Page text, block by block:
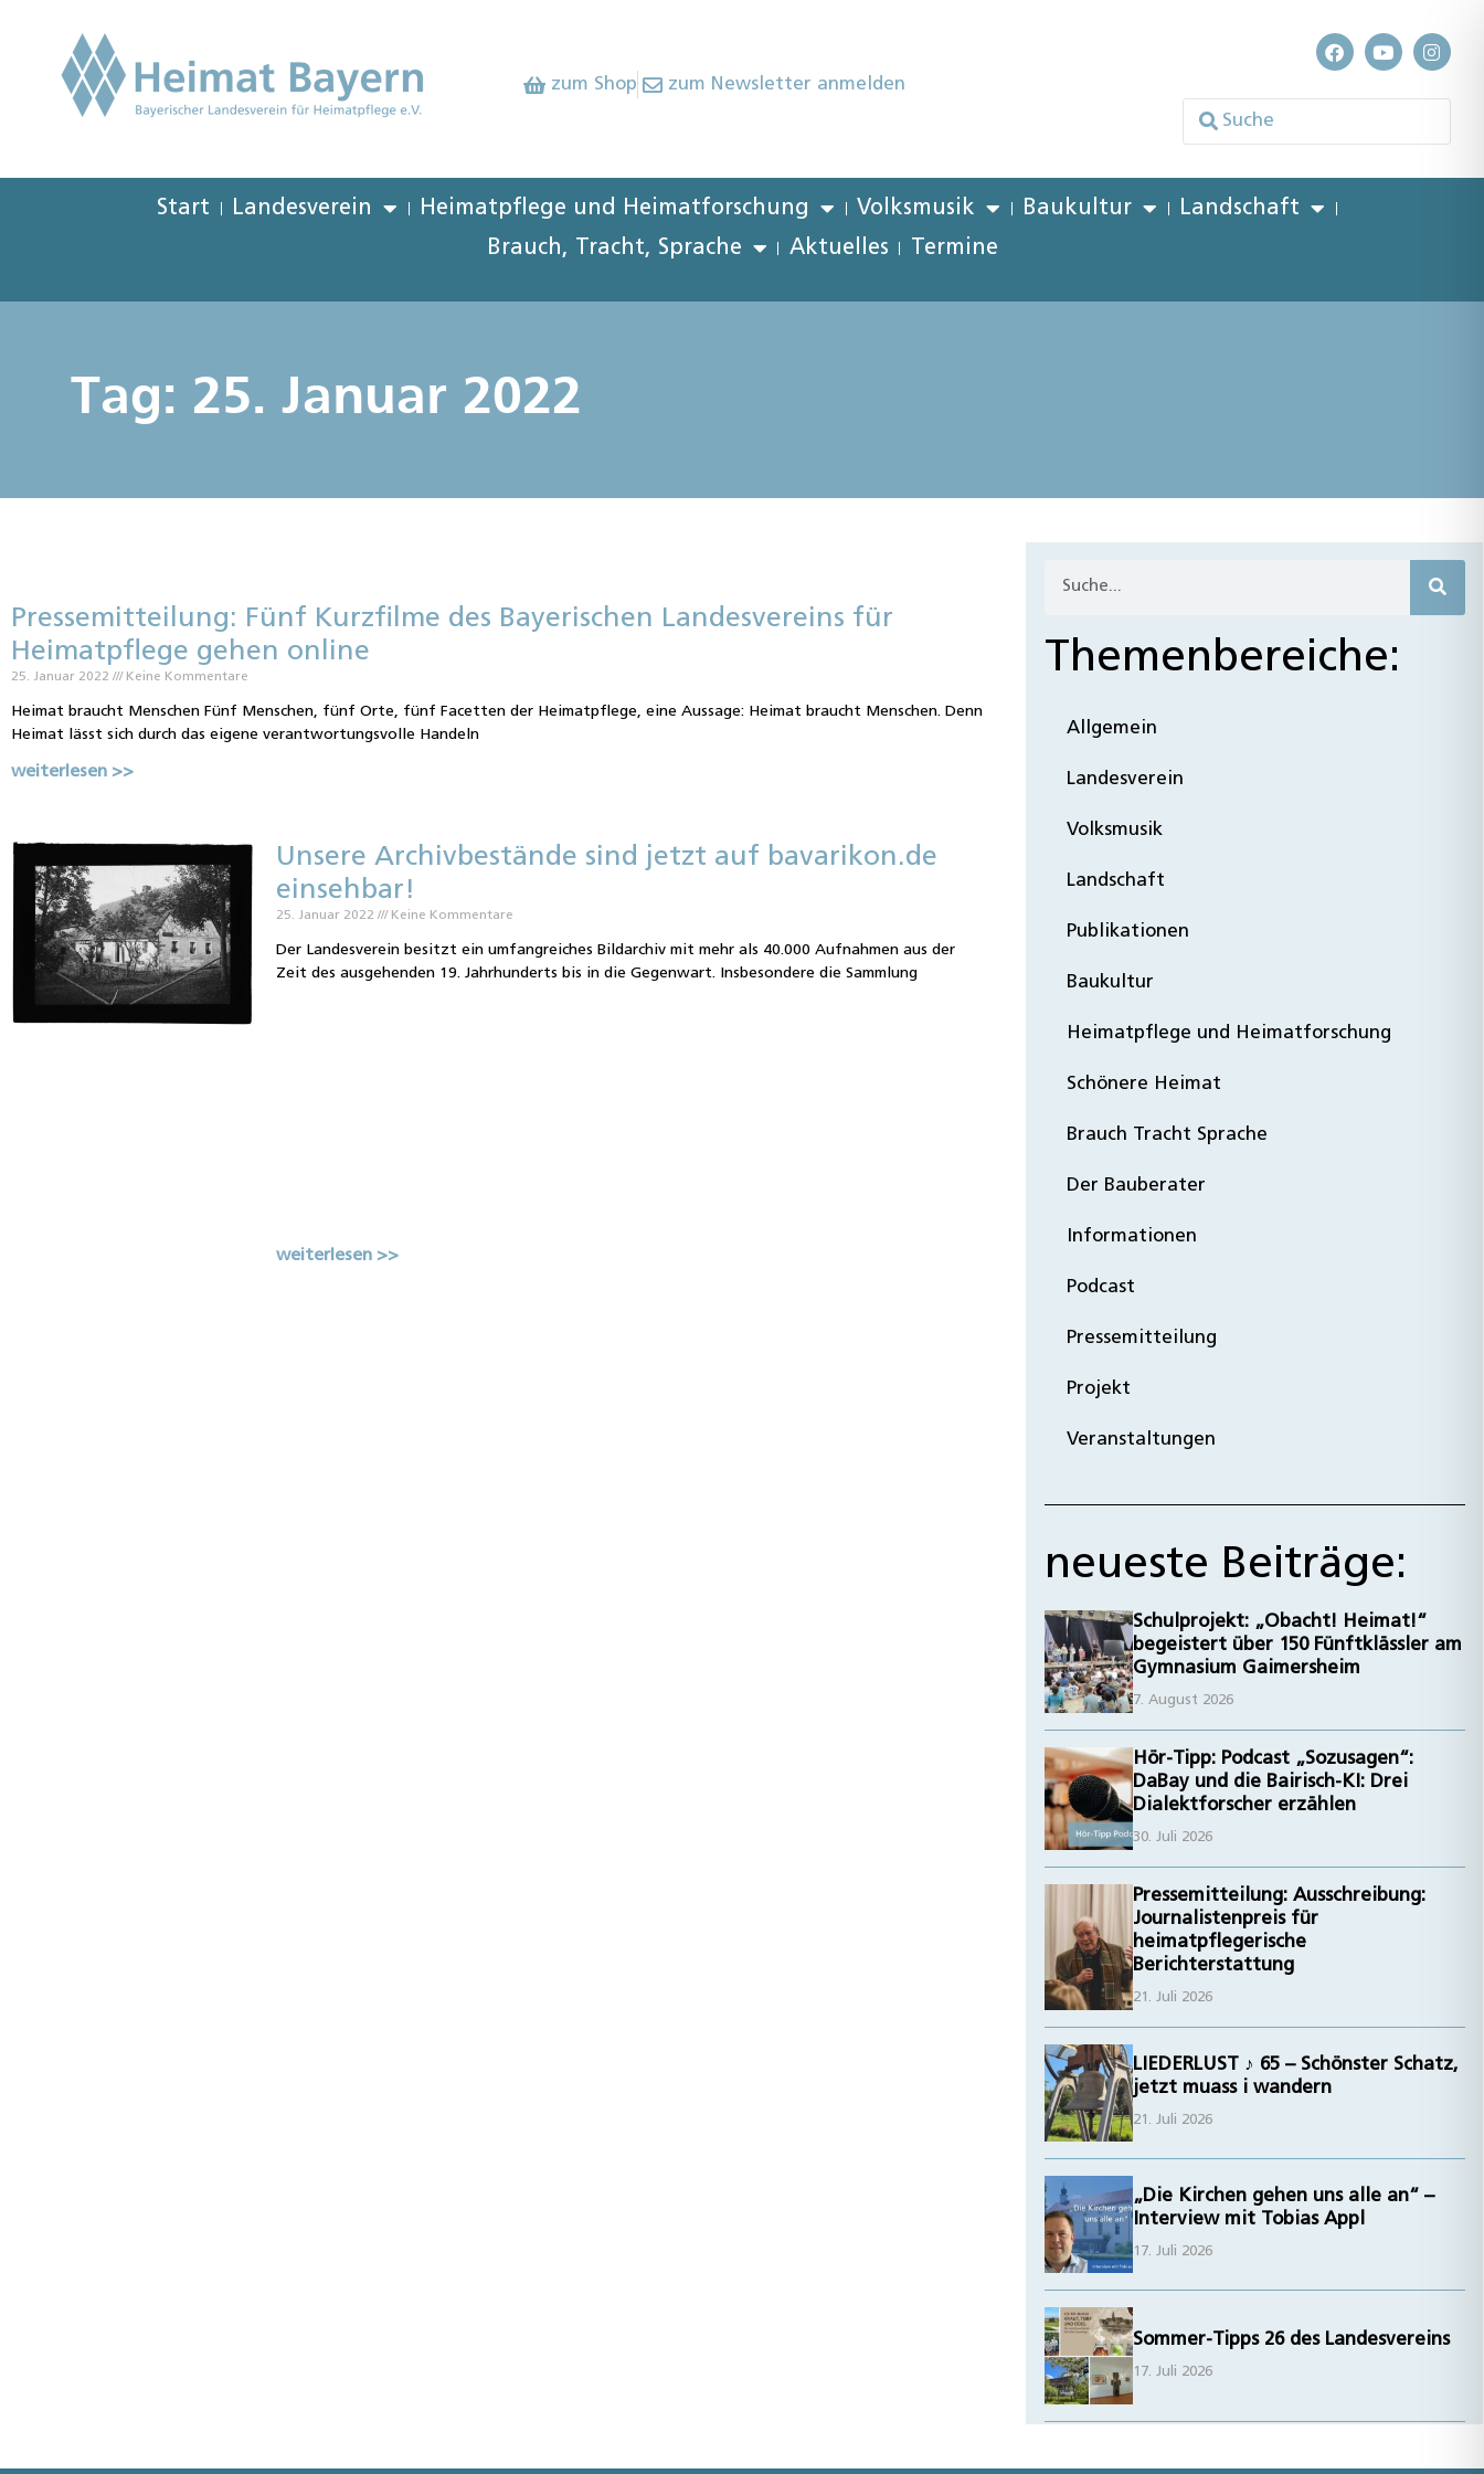
zum Shop zum Newsletter anmelden
Start Landesverein Heimatpflege und Heimatforschung Volksmusik Baukultur
Landschaft
Brauch, Tracht, Sprache
Aktuelles Termine
Tag: 25. Januar 2022
Pressemitteilung: Fünf Kurzfilme des Bayerischen Landesvereins für
Heimatpflege gehen online
25. Januar 2022 Keine Kommentare
Heimat braucht Menschen Fünf Menschen, fünf Orte, fünf Facetten der Heimatpflege, eine Aussage: Heimat braucht Menschen. Denn
Heimat lässt sich durch das eigene verantwortungsvolle Handeln
weiterlesen >>
Unsere Archivbestände sind jetzt auf bavarikon.de
einsehbar!
25. Januar 2022 Keine Kommentare
Der Landesverein besitzt ein umfangreiches Bildarchiv mit mehr als 40.000 Aufnahmen aus der
Zeit des ausgehenden 19. Jahrhunderts bis in die Gegenwart. Insbesondere die Sammlung
weiterlesen >>
Themenbereiche:
Allgemein
Landesverein
Volksmusik
Landschaft
Publikationen
Baukultur
Heimatpflege und Heimatforschung
Schönere Heimat
Brauch Tracht Sprache
Der Bauberater
Informationen
Podcast
Pressemitteilung
Projekt
Veranstaltungen
neueste Beiträge:
Schulprojekt: „Obacht! Heimat!“
begeistert über 150 Fünftklässler am
Gymnasium Gaimersheim
7. August 2026
Hör-Tipp: Podcast „Sozusagen“:
DaBay und die Bairisch-KI: Drei
Dialektforscher erzählen
30. Juli 2026
Pressemitteilung: Ausschreibung:
Journalistenpreis für
heimatpflegerische
Berichterstattung
21. Juli 2026
LIEDERLUST ♪ 65 – Schönster Schatz,
jetzt muass i wandern
21. Juli 2026
„Die Kirchen gehen uns alle an“ –
Interview mit Tobias Appl
17. Juli 2026
Sommer-Tipps 26 des Landesvereins
17. Juli 2026